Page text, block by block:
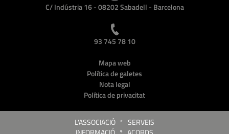
C/ Indústria 16 - 08202 Sabadell - Barcelona
93 745 78 10
Mapa web
Política de galetes
Nota legal
Política de privacitat
L'ASSOCIACIÓ * SERVEIS